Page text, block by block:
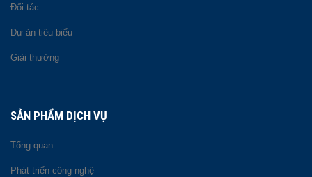
Đối tác
Dự án tiêu biểu
Giải thưởng
SẢN PHẨM DỊCH VỤ
Tổng quan
Phát triển công nghệ